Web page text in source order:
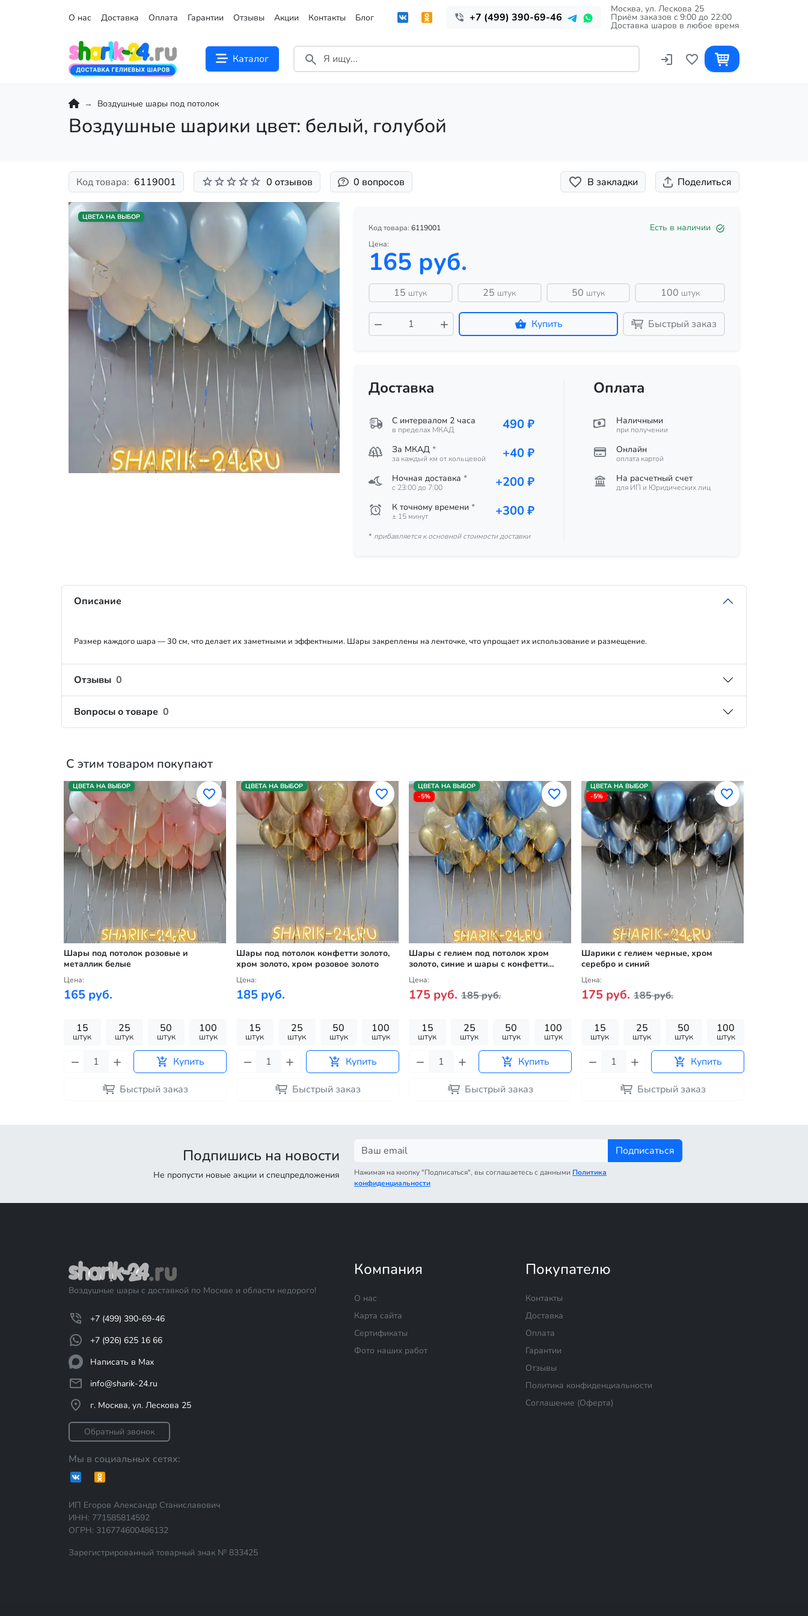
О нас Доставка Оплата Гарантии Отзывы Акции Контакты Блог +7 (499) 390-69-46
Москва, ул. Лескова 25
Приём заказов c 9:00 до 22:00
Доставка шаров в любое время
Каталог
Воздушные шары под потолок
Воздушные шарики цвет: белый, голубой
Код товара: 6119001 0 отзывов 0 вопросов В закладки Поделиться
ЦВЕТА НА ВЫБОР
Код товара: 6119001 Есть в наличии
Цена:
165 руб.
15 штук 25 штук 50 штук 100 штук
Купить Быстрый заказ
Доставка
С интервалом 2 часа
в пределах МКАД 490 ₽
За МКАД *
за каждый км от кольцевой +40 ₽
Ночная доставка *
c 23:00 до 7:00 +200 ₽
К точному времени *
± 15 минут +300 ₽
* прибавляется к основной стоимости доставки
Оплата
Наличными
при получении
Онлайн
оплата картой
На расчетный счет
для ИП и Юридических лиц
Описание
Размер каждого шара — 30 см, что делает их заметными и эффектными. Шары закреплены на ленточке, что упрощает их использование и размещение.
Отзывы 0
Вопросы о товаре 0
С этим товаром покупают
ЦВЕТА НА ВЫБОР
Шары под потолок розовые и
металлик белые
Цена:
165 руб.
15
штук
25
штук
50
штук
100
штук
Купить
Быстрый заказ
ЦВЕТА НА ВЫБОР
Шары под потолок конфетти золото,
хром золото, хром розовое золото
Цена:
185 руб.
15
штук
25
штук
50
штук
100
штук
Купить
Быстрый заказ
ЦВЕТА НА ВЫБОР
-5%
Шары с гелием под потолок хром
золото, синие и шары с конфетти
золото
Цена:
175 руб. 185 руб.
15
штук
25
штук
50
штук
100
штук
Купить
Быстрый заказ
ЦВЕТА НА ВЫБОР
-5%
Шарики с гелием черные, хром
серебро и синий
Цена:
175 руб. 185 руб.
15
штук
25
штук
50
штук
100
штук
Купить
Быстрый заказ
Подпишись на новости
Не пропусти новые акции и спецпредложения
Подписаться
Нажимая на кнопку "Подписаться", вы соглашаетесь с данными Политика
конфиденциальности
Воздушные шары с доставкой по Москве и области недорого!
+7 (499) 390-69-46
+7 (926) 625 16 66
Написать в Max
info@sharik-24.ru
г. Москва, ул. Лескова 25
Обратный звонок
Мы в социальных сетях:
ИП Егоров Александр Станиславович
ИНН: 771585814592
ОГРН: 316774600486132
Зарегистрированный товарный знак № 833425
Компания
О нас
Карта сайта
Сертификаты
Фото наших работ
Покупателю
Контакты
Доставка
Оплата
Гарантии
Отзывы
Политика конфиденциальности
Соглашение (Оферта)